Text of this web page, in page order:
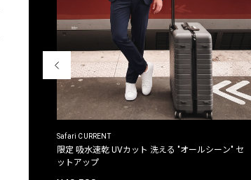
Safari CURRENT
限定 吸水速乾 UVカット 洗える "オールシーン" セ
ットアップ